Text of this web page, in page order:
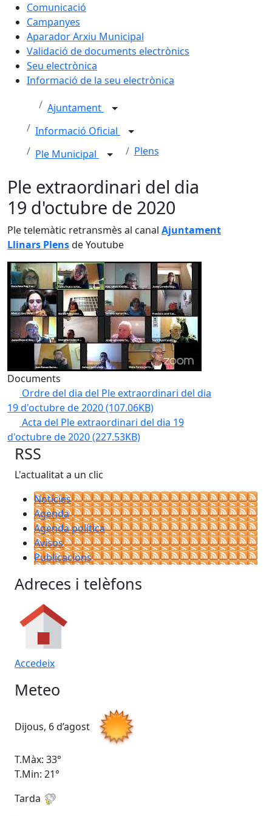
Comunicació
Campanyes
Aparador Arxiu Municipal
Validació de documents electrònics
Seu electrònica
Informació de la seu electrònica
Ajuntament
Informació Oficial
Ple Municipal
Plens
Ple extraordinari del dia
19 d'octubre de 2020
Ple telemàtic retransmès al canal Ajuntament
Llinars Plensde Youtube
Documents
Ordre del dia del Ple extraordinari del dia
19 d'octubre de 2020(107.06KB)
Acta del Ple extraordinari del dia 19
d'octubre de 2020(227.53KB)
RSS
L'actualitat a un clic
Notícies
Agenda
Agenda política
Avisos
Publicacions
Adreces i telèfons
Accedeix
Meteo
Dijous, 6 d’agost
T.Màx: 33°
T.Min: 21°
Tarda